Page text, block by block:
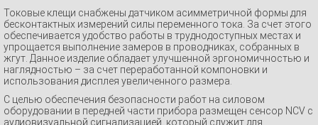
Токовые клещи снабжены датчиком асимметричной формы для
бесконтактных измерений силы переменного тока. За счет этого
обеспечивается удобство работы в труднодоступных местах и
упрощается выполнение замеров в проводниках, собранных в
жгут. Данное изделие обладает улучшенной эргономичностью и
наглядностью – за счет переработанной компоновки и
использования дисплея увеличенного размера.
С целью обеспечения безопасности работ на силовом
оборудовании в передней части прибора размещен сенсор NCV с
аудиовизуальной сигнализацией, который служит для